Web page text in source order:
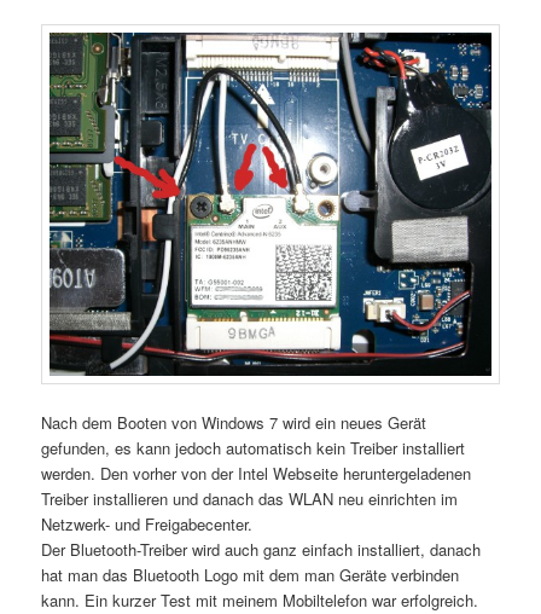
Nach dem Booten von Windows 7 wird ein neues Gerät
gefunden, es kann jedoch automatisch kein Treiber installiert
werden. Den vorher von der Intel Webseite heruntergeladenen
Treiber installieren und danach das WLAN neu einrichten im
Netzwerk- und Freigabecenter.
Der Bluetooth-Treiber wird auch ganz einfach installiert, danach
hat man das Bluetooth Logo mit dem man Geräte verbinden
kann. Ein kurzer Test mit meinem Mobiltelefon war erfolgreich.